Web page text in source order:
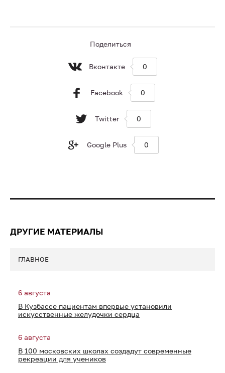
Поделиться
Вконтакте 0
Facebook 0
Twitter 0
Google Plus 0
ДРУГИЕ МАТЕРИАЛЫ
ГЛАВНОЕ
6 августа
В Кузбассе пациентам впервые установили
искусственные желудочки сердца
6 августа
В 100 московских школах создадут современные
рекреации для учеников